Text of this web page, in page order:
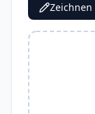
Zeichnen